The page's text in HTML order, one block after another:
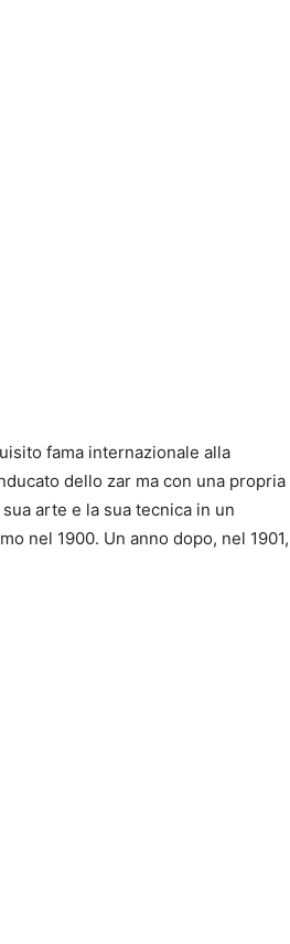
fama internazionale alla
dello zar ma con una propria
arte e la sua tecnica in un
nel 1900. Un anno dopo, nel 1901,